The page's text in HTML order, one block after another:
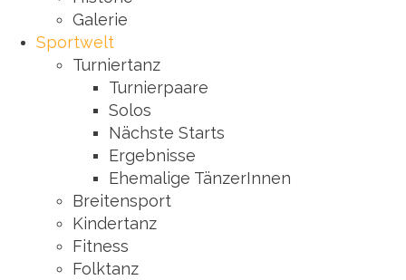
Galerie
Sportwelt
Turniertanz
Turnierpaare
Solos
Nächste Starts
Ergebnisse
Ehemalige TänzerInnen
Breitensport
Kindertanz
Fitness
Folktanz